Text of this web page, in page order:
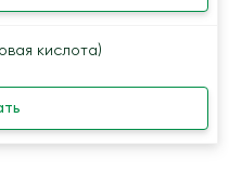
кислота)